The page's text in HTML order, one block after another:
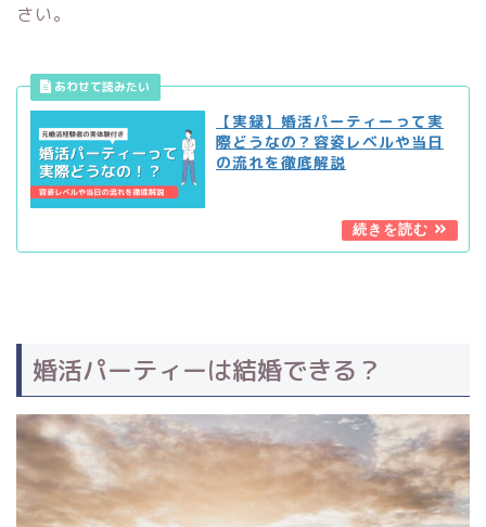
さい。
【実録】婚活パーティーって実
際どうなの？容姿レベルや当日
の流れを徹底解説
婚活パーティーは結婚できる？